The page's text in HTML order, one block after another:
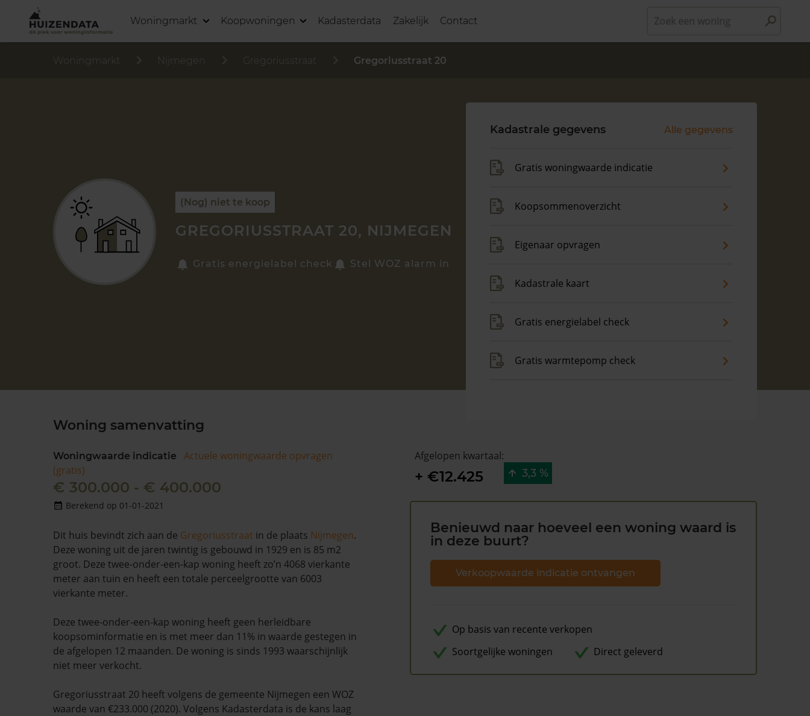
Woningmarkt Koopwoningen Kadasterdata Zakelijk Contact
Woningmarkt Nijmegen Gregoriusstraat Gregoriusstraat 20
(Nog) niet te koop
GREGORIUSSTRAAT 20, NIJMEGEN
Gratis energielabel check Stel WOZ alarm in
Kadastrale gegevens Alle gegevens
Gratis woningwaarde indicatie
Koopsommenoverzicht
Eigenaar opvragen
Kadastrale kaart
Gratis energielabel check
Gratis warmtepomp check
Woning samenvatting
Woningwaarde indicatie
Actuele woningwaarde opvragen
(gratis)
€ 300.000 - € 400.000
Berekend op 01-01-2021
Dit huis bevindt zich aan de Gregoriusstraat in de plaats Nijmegen.
Deze woning uit de jaren twintig is gebouwd in 1929 en is 85 m2
groot. Deze twee-onder-een-kap woning heeft zo’n 4068 vierkante
meter aan tuin en heeft een totale perceelgrootte van 6003
vierkante meter.
Deze twee-onder-een-kap woning heeft geen herleidbare
koopsominformatie en is met meer dan 11% in waarde gestegen in
de afgelopen 12 maanden. De woning is sinds 1993 waarschijnlijk
niet meer verkocht.
Gregoriusstraat 20 heeft volgens de gemeente Nijmegen een WOZ
waarde van €233.000 (2020). Volgens Kadasterdata is de kans laag
Afgelopen kwartaal:
+ €12.425 3,3 %
Benieuwd naar hoeveel een woning waard is
in deze buurt?
Verkoopwaarde indicatie ontvangen
Op basis van recente verkopen
Soortgelijke woningen
Direct geleverd